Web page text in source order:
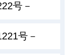
号－
号－